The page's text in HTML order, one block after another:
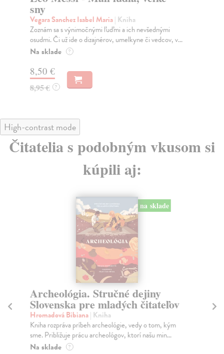
sny
Vegara Sanchez Isabel Maria| Kniha
Zoznám sa s výnimočnými ľuďmi a ich nevšednými
osudmi. Či už ide o dizajnérov, umelkyne či vedcov, v...
Na sklade ?
8,50 €
8,95 € ?
High-contrast mode
Čitatelia s podobným vkusom si
kúpili aj:
na sklade
Archeológia. Stručné dejiny
Slovenska pre mladých čitateľov
Hromadová Bibiana| Kniha
Kniha rozpráva príbeh archeológie, vedy o tom, kým
sme. Približuje prácu archeológov, ktorí našu min...
Na sklade ?